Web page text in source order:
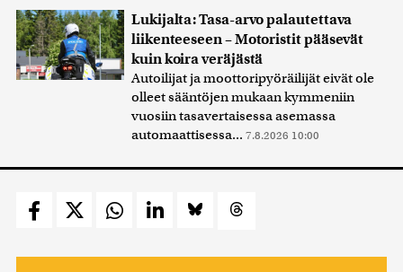
Lukijalta: Tasa-arvo palautettava
liikenteeseen – Motoristit pääsevät
kuin koira veräjästä
Autoilijat ja moottoripyöräilijät eivät ole
olleet sääntöjen mukaan kymmeniin
vuosiin tasavertaisessa asemassa
automaattisessa... 7.8.2026 10:00